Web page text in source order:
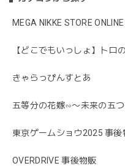
MEGA NIKKE STORE ONLINE
【どこでもいっしょ】トロ
きゃらっぴんすとあ
五等分の花嫁∽〜未来の五
東京ゲームショウ2025 事
OVERDRIVE 事後物販